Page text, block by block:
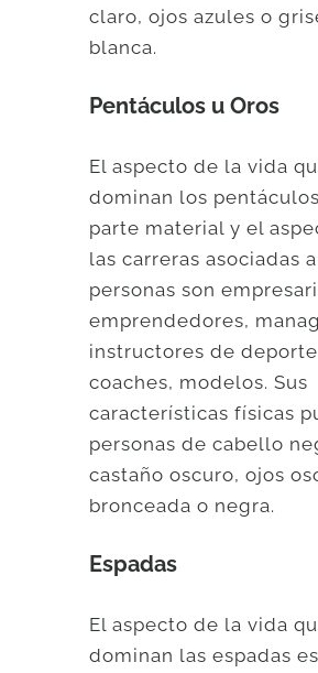
claro, ojos azules o
blanca.
Pentáculos u Oros
El aspecto de la vida
dominan los
parte material y el
las carreras asociadas
personas son
emprendedores,
instructores de
coaches, modelos. Sus
características físicas
personas de cabello
castaño oscuro, ojos
bronceada o negra.
Espadas
El aspecto de la vida
dominan las espadas